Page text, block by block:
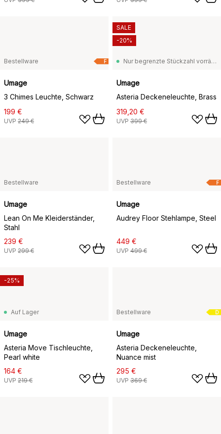
F
Bestellware
Umage
3 Chimes Leuchte, Schwarz
199 €
UVP 249 €
Nur begrenzte Stückzahl vorrätig
Umage
Asteria Deckeneleuchte, Brass
319,20 €
UVP 399 €
SALE
-20%
Bestellware
Umage
Lean On Me Kleiderständer,
Stahl
239 €
UVP 299 €
F
Bestellware
Umage
Audrey Floor Stehlampe, Steel
449 €
UVP 499 €
Auf Lager
Umage
Asteria Move Tischleuchte,
Pearl white
164 €
UVP 219 €
-25%
D
Bestellware
Umage
Asteria Deckeneleuchte,
Nuance mist
295 €
UVP 369 €